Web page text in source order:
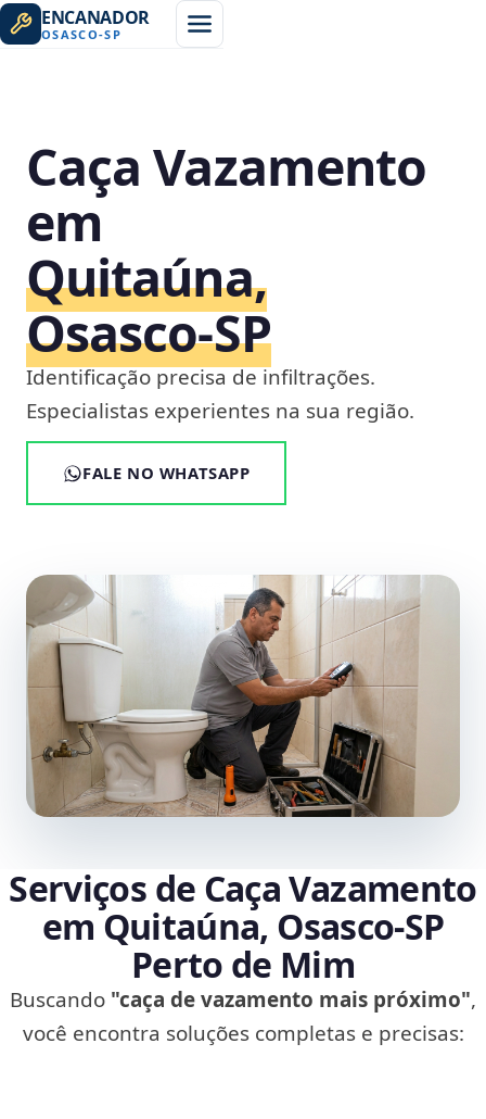
ENCANADOR
OSASCO-SP
Caça Vazamento
em
Quitaúna,
Osasco‑SP
Identificação precisa de infiltrações.
Especialistas experientes na sua região.
FALE NO WHATSAPP
Serviços de Caça Vazamento
em Quitaúna, Osasco‑SP
Perto de Mim
Buscando "caça de vazamento mais próximo",
você encontra soluções completas e precisas: